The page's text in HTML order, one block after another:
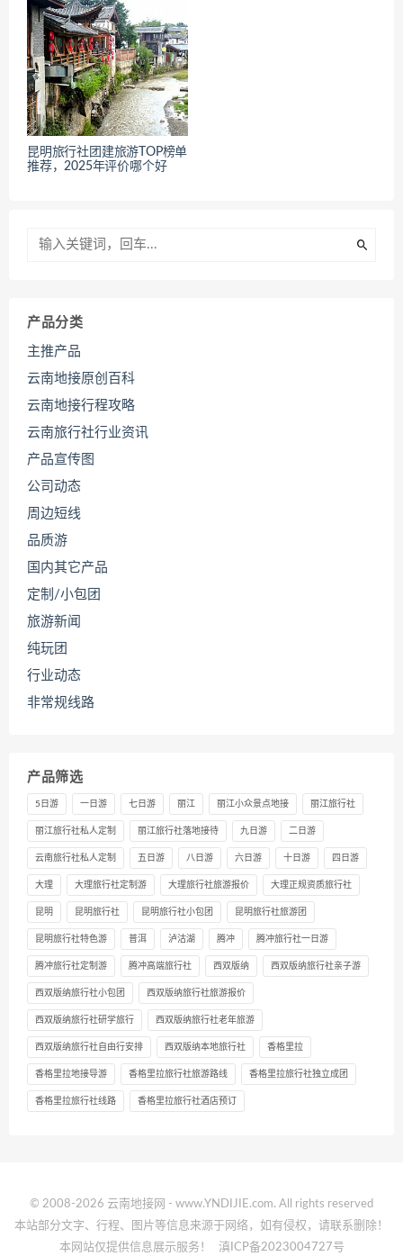
昆明旅行社团建旅游TOP榜单
推荐，2025年评价哪个好
产品分类
主推产品
云南地接原创百科
云南地接行程攻略
云南旅行社行业资讯
产品宣传图
公司动态
周边短线
品质游
国内其它产品
定制/小包团
旅游新闻
纯玩团
行业动态
非常规线路
产品筛选
5日游 一日游 七日游 丽江 丽江小众景点地接 丽江旅行社
丽江旅行社私人定制 丽江旅行社落地接待 九日游 二日游
云南旅行社私人定制 五日游 八日游 六日游 十日游 四日游
大理 大理旅行社定制游 大理旅行社旅游报价 大理正规资质旅行社
昆明 昆明旅行社 昆明旅行社小包团 昆明旅行社旅游团
昆明旅行社特色游 普洱 泸沽湖 腾冲 腾冲旅行社一日游
腾冲旅行社定制游 腾冲高端旅行社 西双版纳 西双版纳旅行社亲子游
西双版纳旅行社小包团 西双版纳旅行社旅游报价
西双版纳旅行社研学旅行 西双版纳旅行社老年旅游
西双版纳旅行社自由行安排 西双版纳本地旅行社 香格里拉
香格里拉地接导游 香格里拉旅行社旅游路线 香格里拉旅行社独立成团
香格里拉旅行社线路 香格里拉旅行社酒店预订
© 2008-2026 云南地接网 - www.YNDIJIE.com. All rights reserved
本站部分文字、行程、图片等信息来源于网络，如有侵权，请联系删除！
本网站仅提供信息展示服务！
滇ICP备2023004727号